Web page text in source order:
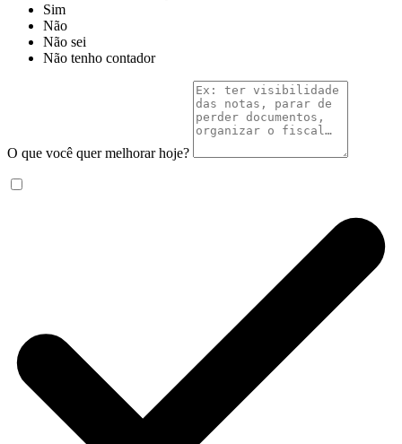
Sim
Não
Não sei
Não tenho contador
O que você quer melhorar hoje?